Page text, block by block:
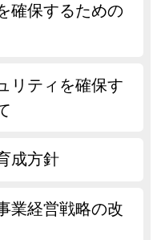
確保するための
リティを確保す
成方針
業経営戦略の改